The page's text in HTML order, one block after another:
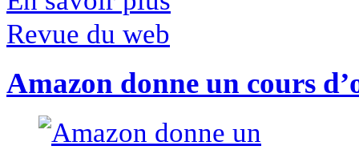
Revue du web
Amazon donne un cours